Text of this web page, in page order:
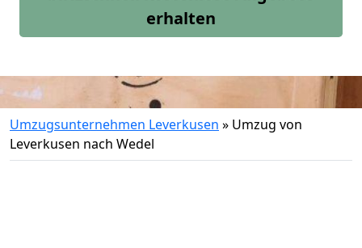
erhalten
Umzugsunternehmen Leverkusen » Umzug von
Leverkusen nach Wedel